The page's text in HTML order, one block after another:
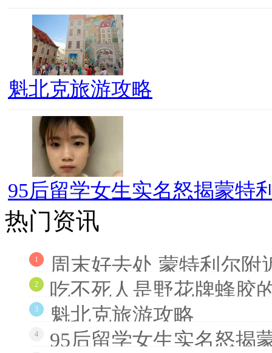
魁北克旅游攻略
95后留学女生实名怒揭蒙特
热门资讯
1 周末好去处 蒙特利尔附
2 吃不死人是野花牌蜂胶
3 魁北克旅游攻略
4 95后留学女生实名怒揭